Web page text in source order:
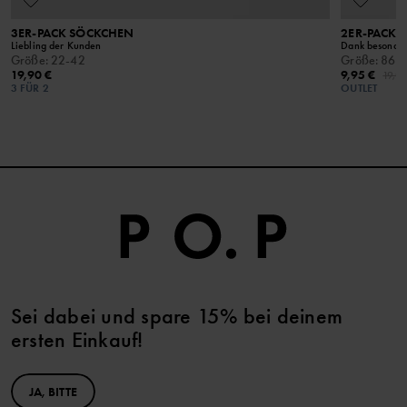
3ER-PACK SÖCKCHEN
Liebling der Kunden
Größe: 22-42
19,90 €
3 FÜR 2
2ER-PACK
Dank
Größe: 86-
9,95 €
OUTLET
Sei dabei und spare 15% bei deinem
ersten Einkauf!
JA, BITTE